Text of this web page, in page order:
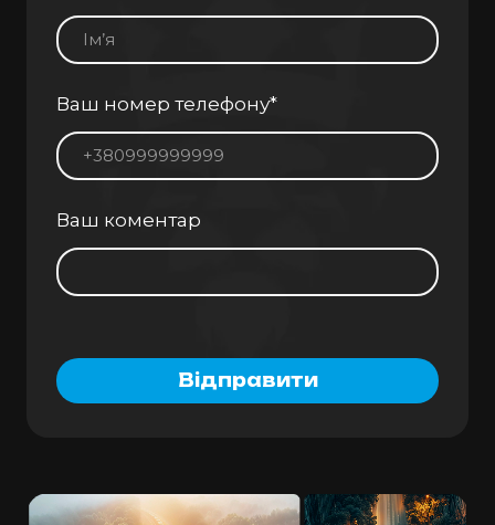
Ваш номер телефону*
Ваш коментар
Відправити